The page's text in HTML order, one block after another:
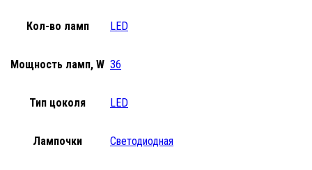
Кол-во ламп LED
Мощность ламп, W 36
Тип цоколя LED
Лампочки Светодиодная